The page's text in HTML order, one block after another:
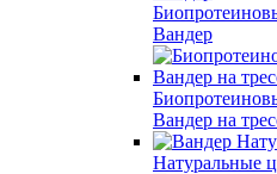
Вандер
Вандер на
Натуральные